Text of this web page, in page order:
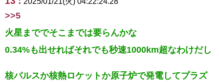
>>5
火星まででそこまでは要らんかな
0.34%も出せればそれでも秒速1000km超なわけだし
核パルスか核熱ロケットか原子炉で発電してプラズ